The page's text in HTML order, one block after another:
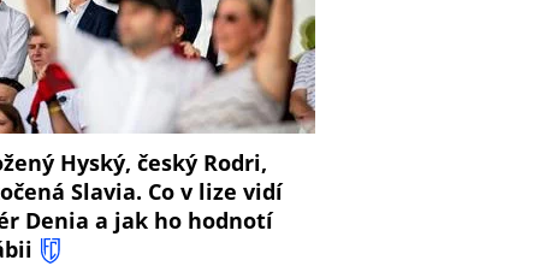
Hyský, český Rodri,
Slavia. Co v lize vidí
Denia a jak ho hodnotí